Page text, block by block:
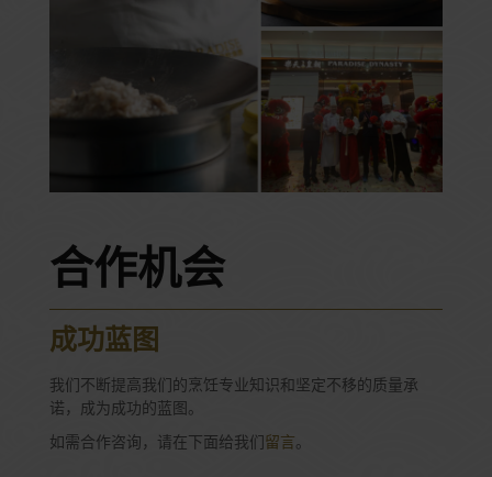
合作机会
成功蓝图
我们不断提高我们的烹饪专业知识和坚定不移的质量承
诺，成为成功的蓝图。
如需合作咨询，请在下面给我们留言。